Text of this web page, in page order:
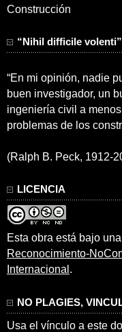
Construcción
“Nihil difficile volenti”
“En mi opinión, nadie
buen investigador, un
ingeniería civil a
problemas de los
(Ralph B. Peck, 1912-
LICENCIA
Esta obra está bajo una
Reconocimiento-
Internacional .
NO PLAGIES,
Usa el vínculo a este